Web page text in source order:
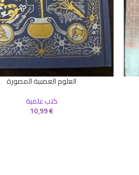
إضافة إلى السلةالعلوم العصبية المصورة
كتب علمية
10,99€